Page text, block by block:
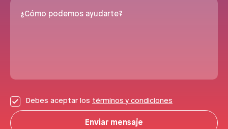
¿Cómo podemos ayudarte?
Debes aceptar los términos y condiciones
Enviar mensaje